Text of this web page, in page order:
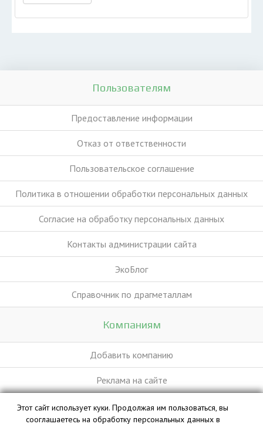
Пользователям
Предоставление информации
Отказ от ответственности
Пользовательское соглашение
Политика в отношении обработки персональных данных
Согласие на обработку персональных данных
Контакты администрации сайта
ЭкоБлог
Справочник по драгметаллам
Компаниям
Добавить компанию
Реклама на сайте
База данных сайта vyvoz.org является интеллектуальной
Этот сайт использует куки. Продолжая им пользоваться, вы
сооглашаетесь на обработку персональных данных в